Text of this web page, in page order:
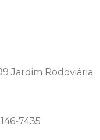
Jardim Rodoviária
7435